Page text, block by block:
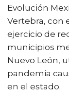
Evolución
Vertebra, con
ejercicio de
municipios
Nuevo León,
pandemia
en el estado.